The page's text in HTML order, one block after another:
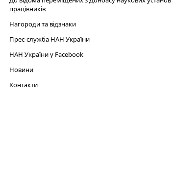
працівників
Нагороди та відзнаки
Прес-служба НАН України
НАН України у Facebook
Новини
Контакти